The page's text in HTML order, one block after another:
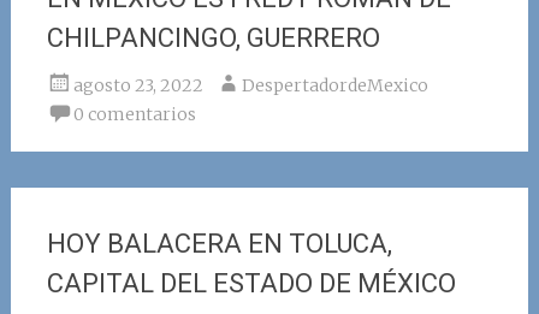
CHILPANCINGO, GUERRERO
agosto 23, 2022
DespertadordeMexico
0 comentarios
HOY BALACERA EN TOLUCA,
CAPITAL DEL ESTADO DE MÉXICO